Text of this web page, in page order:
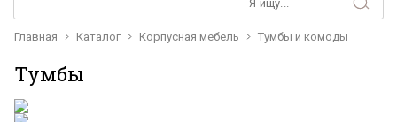
Главная Каталог Корпусная мебель Тумбы и комоды
Тумбы